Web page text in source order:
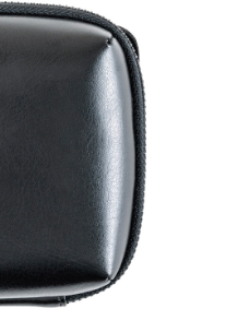
収納ポーチ。
持します。
で、